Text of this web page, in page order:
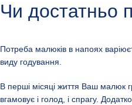
Чи достатньо
Потреба малюків в напоях
виду годування.
В перші місяці життя Ваш малюк
вгамовує і голод, і спрагу.